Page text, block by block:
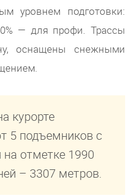
уровнем подготовки:
— для профи. Трассы
оснащены снежными
курорте
5 подъемников с
отметке 1990
– 3307 метров.